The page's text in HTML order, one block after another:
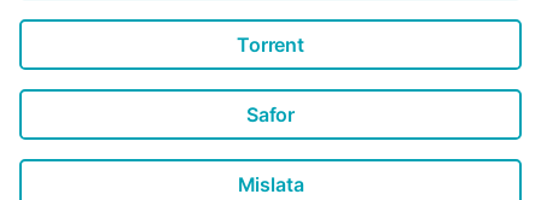
Torrent
Safor
Mislata